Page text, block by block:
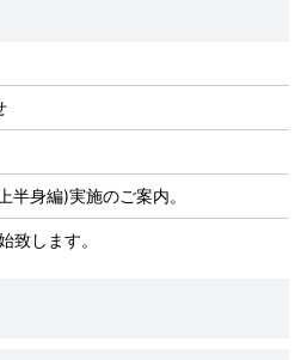
半身編)実施のご案内。
致します。